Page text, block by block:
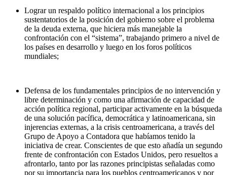
Lograr un respaldo político internacional a los principios
sustentatorios de la posición del gobierno sobre el problema
de la deuda externa, que hiciera más manejable la
confrontación con el “sistema”, trabajando primero a nivel de
los países en desarrollo y luego en los foros políticos
mundiales;
Defensa de los fundamentales principios de no intervención y
libre determinación y como una afirmación de capacidad de
acción política regional, participar activamente en la búsqueda
de una solución pacífica, democrática y latinoamericana, sin
injerencias externas, a la crisis centroamericana, a través del
Grupo de Apoyo a Contadora que habíamos tenido la
iniciativa de crear. Conscientes de que esto añadía un segundo
frente de confrontación con Estados Unidos, pero resueltos a
afrontarlo, tanto por las razones principistas señaladas como
por su importancia para los pueblos centroamericanos y por